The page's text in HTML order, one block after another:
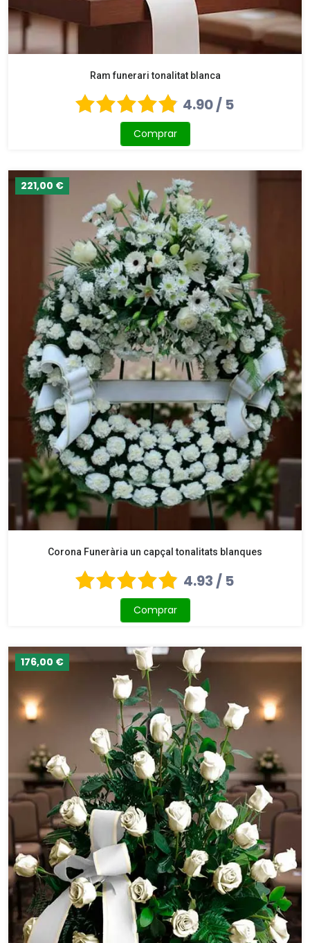
Ram funerari tonalitat blanca
4.90 / 5
Comprar
221,00 €
Corona Funerària un capçal tonalitats blanques
4.93 / 5
Comprar
176,00 €